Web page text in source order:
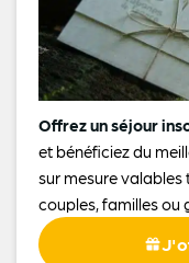
Offrez un séjour
et bénéficiez du
sur mesure valables
couples, familles ou